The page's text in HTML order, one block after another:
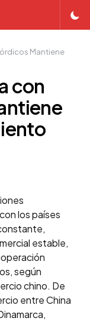
con
Mantiene
los países
estable,
según
chino. De
entre China